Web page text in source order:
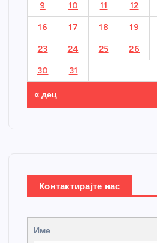
9 10 11 12
16 17 18 19
23 24 25 26
30 31
« дец
Контактирајте нас
Име